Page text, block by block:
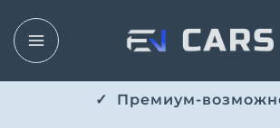
✓ ​​ Премиум-